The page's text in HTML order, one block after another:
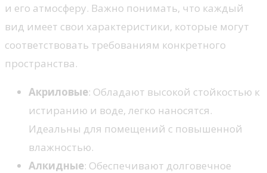
и его атмосферу. Важно понимать, что каждый
вид имеет свои характеристики, которые могут
соответствовать требованиям конкретного
пространства.
Акриловые: Обладают высокой стойкостью к
истиранию и воде, легко наносятся.
Идеальны для помещений с повышенной
влажностью.
Алкидные: Обеспечивают долговечное